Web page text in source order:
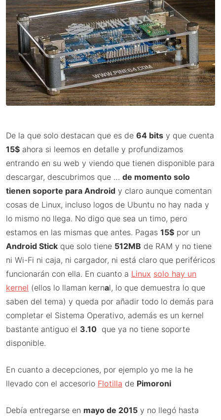
De la que solo destacan que es de 64 bits y que cuenta
15$ ahora si leemos en detalle y profundizamos
entrando en su web y viendo que tienen disponible para
descargar, descubrimos que … de momento solo
tienen soporte para Android y claro aunque comentan
cosas de Linux, incluso logos de Ubuntu no hay nada y
lo mismo no llega. No digo que sea un timo, pero
estamos en las mismas que antes. Pagas 15$ por un
Android Stick que solo tiene 512MB de RAM y no tiene
ni Wi-Fi ni caja, ni cargador, ni está claro que periféricos
funcionarán con ella. En cuanto a Linux solo hay un
kernel (ellos lo llaman kernal, lo que demuestra lo que
saben del tema) y queda por añadir todo lo demás para
completar el Sistema Operativo, además es un kernel
bastante antiguo el 3.10 que ya no tiene soporte
disponible.
En cuanto a decepciones, por ejemplo yo me la he
llevado con el accesorio Flotilla de Pimoroni
Debía entregarse en mayo de 2015 y no llegó hasta